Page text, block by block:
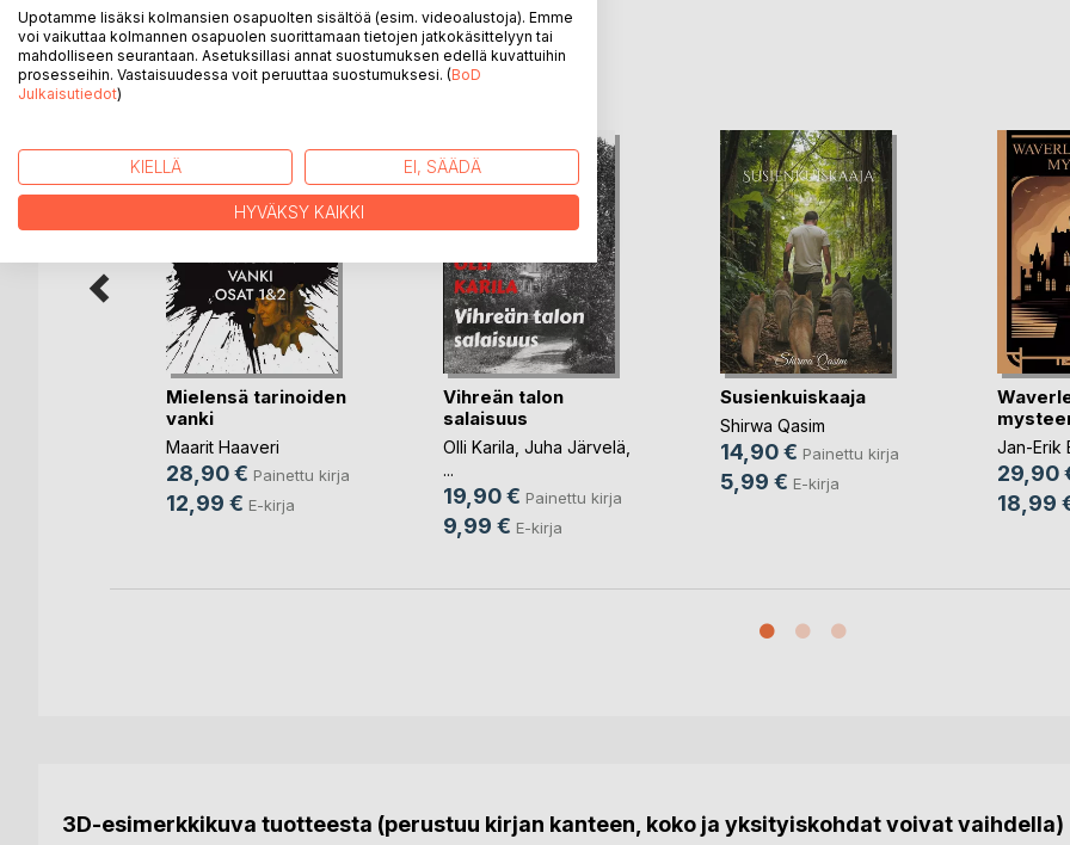
LISÄÄ KIRJOJA BoD:LLA
Mielensä tarinoiden
vanki
Maarit Haaveri
28,90 € Painettu kirja
12,99 € E-kirja
Vihreän talon
salaisuus
Olli Karila Juha Järvelä
...
19,90 € Painettu kirja
9,99 € E-kirja
Susienkuiskaaja
Shirwa Qasim
14,90 € Painettu kirja
5,99 € E-kirja
Jan-Erik
29,90
18,99
3D-esimerkkikuva tuotteesta (perustuu kirjan kanteen, koko ja yksityiskohdat voivat vaihdella)
Upotamme lisäksi kolmansien osapuolten sisältöä (esim. videoalustoja). Emme
voi vaikuttaa kolmannen osapuolen suorittamaan tietojen jatkokäsittelyyn tai
mahdolliseen seurantaan. Asetuksillasi annat suostumuksen edellä kuvattuihin
prosesseihin. Vastaisuudessa voit peruuttaa suostumuksesi. (BoD
Julkaisutiedot)
KIELLÄ EI, SÄÄDÄ
HYVÄKSY KAIKKI